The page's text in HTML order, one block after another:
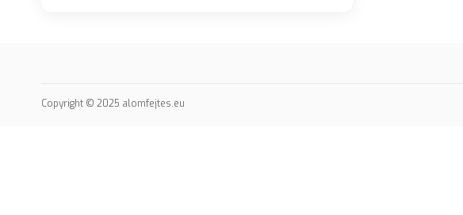
Copyright © 2025 alomfejtes.eu